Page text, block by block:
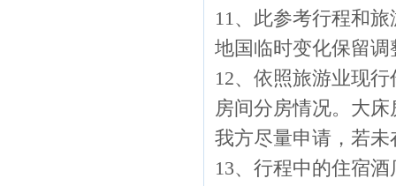
11、此参考行程和
地国临时变化保留调
12、依照旅游业现
房间分房情况。大
我方尽量申请，若
13、行程中的住宿